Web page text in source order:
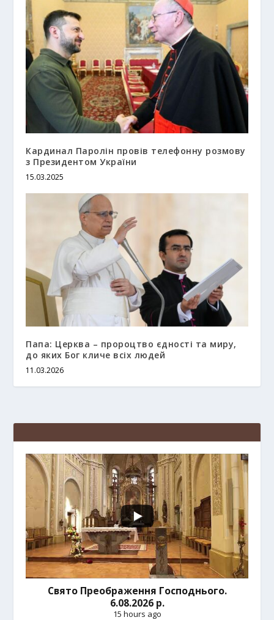
Кардинал Паролін провів телефонну розмову
з Президентом України
15.03.2025
Папа: Церква – пророцтво єдності та миру,
до яких Бог кличе всіх людей
11.03.2026
Свято Преображення Господнього.
6.08.2026 р.
15 hours ago